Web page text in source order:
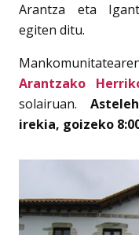
Arantza eta
egiten ditu.
Arantzako
solairuan.
irekia, goizeko